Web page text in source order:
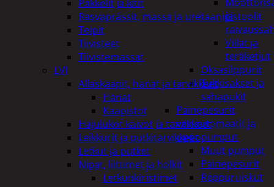
ja
Viilat ja
teräketjut
Oksasilppurit
Tukkisakset ja
sahapukit
Painepesurit,
vesiautomaatit ja
uppopumput
Muut pumput
Painepesurit
Reppuruiskut
Pakkelit ja kitit
Rasvaprässit, massa ja uretaanipistoolit
Teipit
Tiivisteet
Tiivistemassat
LVI
Allaskaapit, hanat ja tarvikkeet
Hanat
Kaapistot
Hajulukot kaivot ja tarvikkeet
Leikkurit ja putkitarvikkeet
Letkut ja putket
Nipat, liittimet ja holkit
Letkunkiristimet